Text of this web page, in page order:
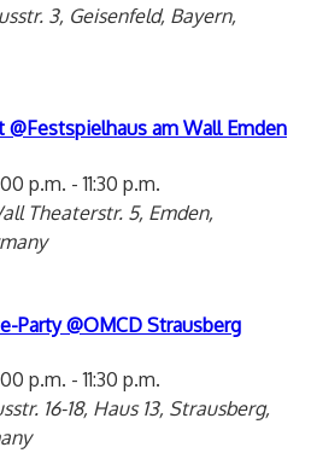
3, Geisenfeld, Bayern,
am Wall Emden
p.m. -11:30 p.m.
Theaterstr. 5, Emden,
Party @OMCD Strausberg
p.m. -11:30 p.m.
16-18, Haus 13, Strausberg,